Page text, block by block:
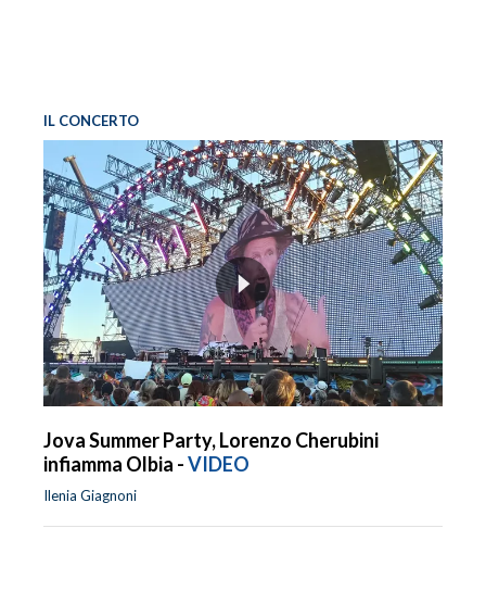
IL CONCERTO
Jova Summer Party, Lorenzo Cherubini
infiamma Olbia -VIDEO
Ilenia Giagnoni